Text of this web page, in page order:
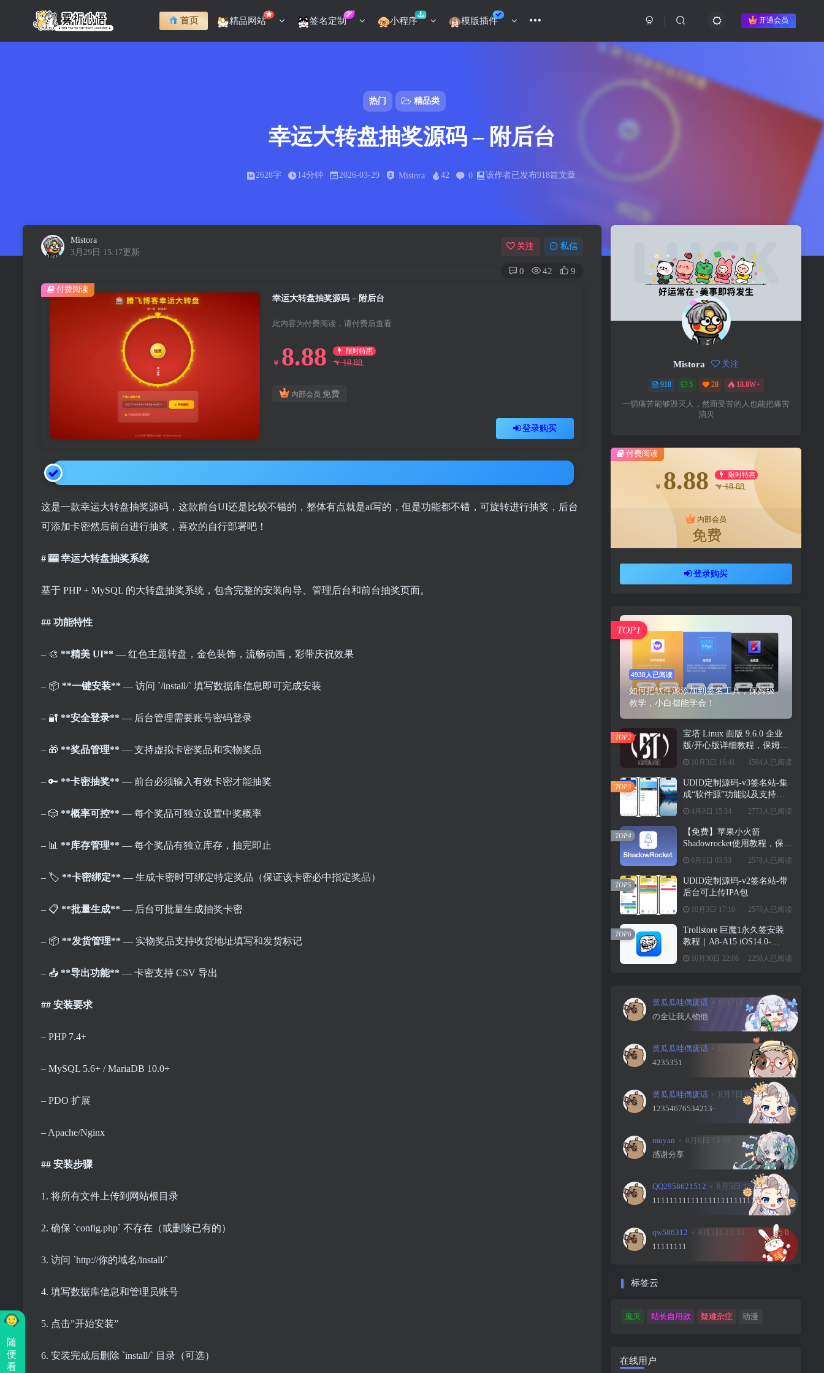
热门 精品类
幸运大转盘抽奖源码 – 附后台
2628字 14分钟 2026-03-29 Mistora 42 0 该作者已发布918篇文章
首页 精品网站 签名定制 小程序 模版插件 开通会员
Mistora
3月29日 15:17更新
关注 私信
0 42 9
幸运大转盘抽奖源码 – 附后台
此内容为付费阅读，请付费后查看
￥ 8.88 限时特惠
￥ 18.88
内部会员 免费
登录购买
付费阅读
这是一款幸运大转盘抽奖源码，这款前台UI还是比较不错的，整体有点就是ai写的，但是功能都不错，可旋转进行抽奖，后台
可添加卡密然后前台进行抽奖，喜欢的自行部署吧！
# 🎰 幸运大转盘抽奖系统
基于 PHP + MySQL 的大转盘抽奖系统，包含完整的安装向导、管理后台和前台抽奖页面。
## 功能特性
– 🎨 **精美 UI** — 红色主题转盘，金色装饰，流畅动画，彩带庆祝效果
– 📦 **一键安装** — 访问 `/install/` 填写数据库信息即可完成安装
– 🔐 **安全登录** — 后台管理需要账号密码登录
– 🎁 **奖品管理** — 支持虚拟卡密奖品和实物奖品
– 🔑 **卡密抽奖** — 前台必须输入有效卡密才能抽奖
– 🎲 **概率可控** — 每个奖品可独立设置中奖概率
– 📊 **库存管理** — 每个奖品有独立库存，抽完即止
– 🏷️ **卡密绑定** — 生成卡密时可绑定特定奖品（保证该卡密必中指定奖品）
– 📋 **批量生成** — 后台可批量生成抽奖卡密
– 📦 **发货管理** — 实物奖品支持收货地址填写和发货标记
– 📥 **导出功能** — 卡密支持 CSV 导出
## 安装要求
– PHP 7.4+
– MySQL 5.6+ / MariaDB 10.0+
– PDO 扩展
– Apache/Nginx
## 安装步骤
1. 将所有文件上传到网站根目录
2. 确保 `config.php` 不存在（或删除已有的）
3. 访问 `http://你的域名/install/`
4. 填写数据库信息和管理员账号
5. 点击”开始安装”
6. 安装完成后删除 `install/` 目录（可选）
Mistora 关注
918 5 28 18.8W+
一切痛苦能够毁灭人，然而受苦的人也能把痛苦
消灭
付费阅读
￥ 8.88 限时特惠
￥ 18.88
内部会员
免费
登录购买
4938人已阅读
如何把软件源添加到签名工具，保姆级
教学，小白都能学会！
TOP1
宝塔 Linux 面版 9.6.0 企业
版/开心版详细教程，保姆级
10月3日 16:41 4504人已阅读
TOP2
UDID定制源码-v3签名站-集
成“软件源”功能以及支持上
传“免费证书”自签
4月8日 15:34 2773人已阅读
TOP3
【免费】苹果小火箭
Shadowrocket使用教程，保姆
级教学请勿用于违法行为！
6月1日 03:53 2578人已阅读
TOP4
UDID定制源码-v2签名站-带
后台可上传IPA包
10月3日 17:10 2575人已阅读
TOP5
Trollstore 巨魔1永久签安装
教程｜A8-A15 iOS14.0-
15.4.1
10月30日 22:06 2258人已阅读
TOP6
黄瓜瓜哇偶废话 8月7日 16:14
0
の全让我人物他
黄瓜瓜哇偶废话 8月7日 16:12
0
4235351
黄瓜瓜哇偶废话 8月7日 16:11
0
12354676534213·
muyan 8月6日 15:51
0
感谢分享
QQ2958621512 8月5日 15:23
0
111111111111111111111111
qw586312 8月3日 23:33
0
11111111
标签云
鬼灭 站长自用款 疑难杂症 动漫
在线用户
随
便
看